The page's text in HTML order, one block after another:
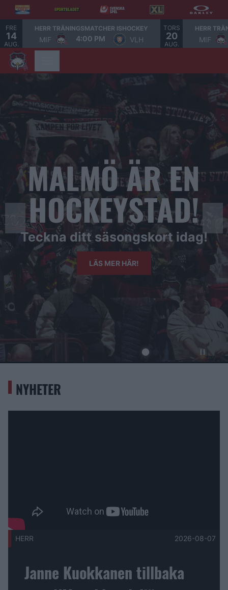
FRE
14
AUG.
HERR TRÄNINGSMATCHER ISHOCKEY
MIF 4:00 PM VLH
TORS
20
AUG.
HERR
MIF
KLÄ DIG I DE
RÄTTA
FÄRGERNA!
TILL REDHAWKSSHOPEN
NYHETER
HERR 2026-08-07
Janne Kuokkanen tillbaka